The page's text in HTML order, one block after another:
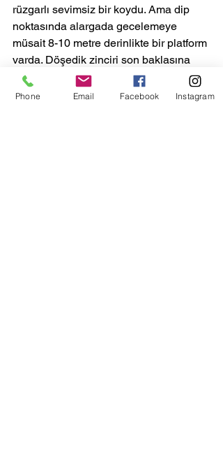
rüzgarlı sevimsiz bir koydu. Ama dip
noktasında alargada gecelemeye
müsait 8-10 metre derinlikte bir platform
varda. Döşedik zinciri son baklasına
kadar denize. Kendi kendimize bir ıssız
koy gecesine hazırlandık.
Phone Email Facebook Instagram